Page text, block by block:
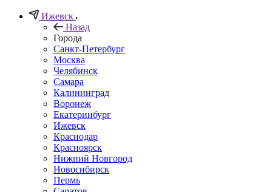
Ижевск
Назад
Города
Санкт-Петербург
Москва
Челябинск
Самара
Калининград
Воронеж
Екатеринбург
Ижевск
Краснодар
Красноярск
Нижний Новгород
Новосибирск
Пермь